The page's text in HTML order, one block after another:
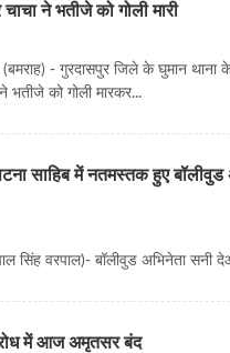
ने भतीजे को गोली मारी
- गुरदासपुर जिले के घुमान थाना
भतीजे को गोली मारकर...
साहिब में नतमस्तक हुए बॉलीवुड
सिंह वरपाल)- बॉलीवुड अभिनेता सनी
में आज अमृतसर बंद